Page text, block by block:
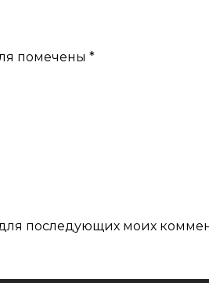
помечены *
последующих моих